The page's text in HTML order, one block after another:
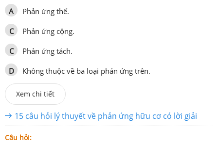
A Phản ứng thế.
C Phản ứng cộng.
C Phản ứng tách.
D Không thuộc về ba loại phản ứng trên.
Xem chi tiết
15 câu hỏi lý thuyết về phản ứng hữu cơ có lời giải
Câu hỏi: